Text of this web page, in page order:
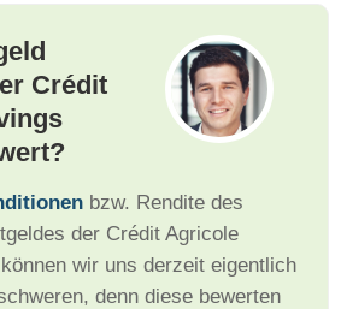
Crédit
bzw. Rendite des
der Crédit Agricole
wir uns derzeit eigentlich
denn diese bewerten